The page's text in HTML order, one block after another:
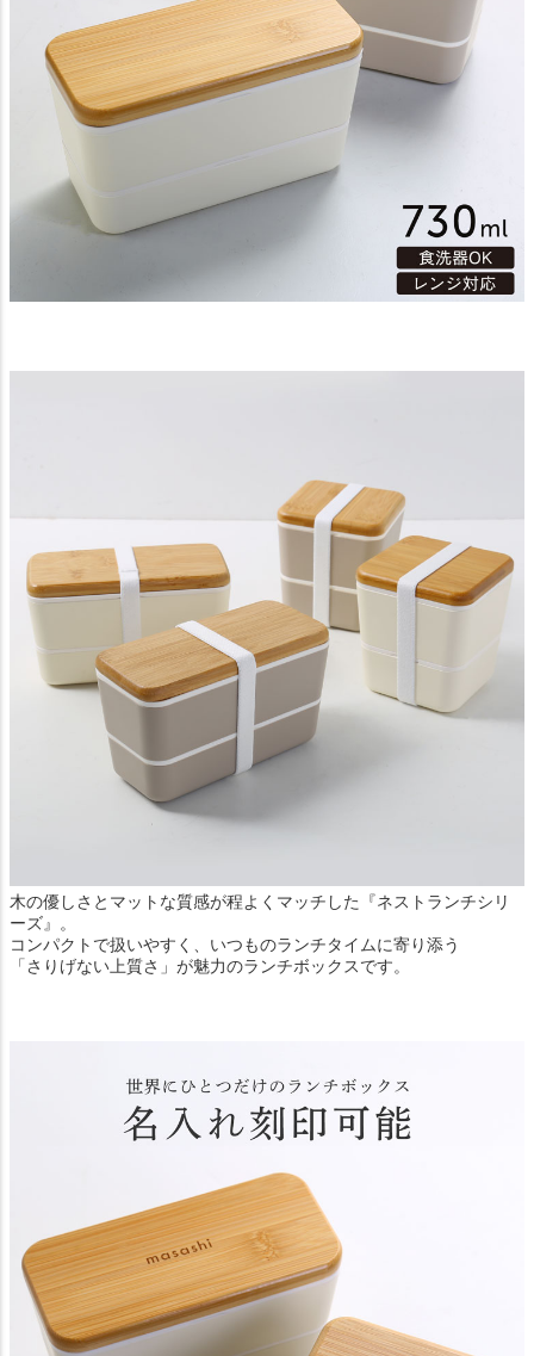
木の優しさとマットな質感が程よくマッチした『ネストランチシリ
ーズ』。
コンパクトで扱いやすく、いつものランチタイムに寄り添う
「さりげない上質さ」が魅力のランチボックスです。